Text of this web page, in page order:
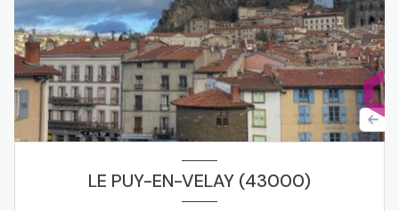
LE PUY-EN-VELAY (43000)